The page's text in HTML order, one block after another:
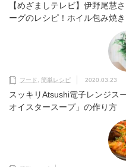
【めざましテレビ】伊野尾慧
ーグのレシピ！ホイル包み焼き
フード 簡単レシピ 2020.03.23
スッキリAtsushi電子レンジス
オイスタースープ」の作り方